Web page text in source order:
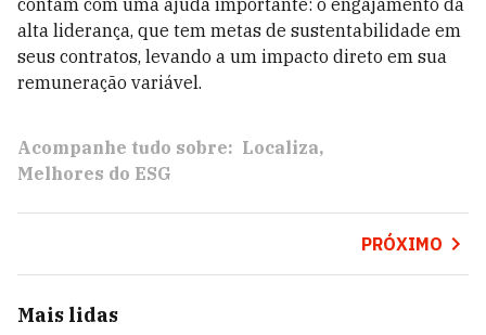
contam com uma ajuda importante: o engajamento da
alta liderança, que tem metas de sustentabilidade em
seus contratos, levando a um impacto direto em sua
remuneração variável.
Acompanhe tudo sobre: Localiza
Melhores do ESG
PRÓXIMO
Mais lidas